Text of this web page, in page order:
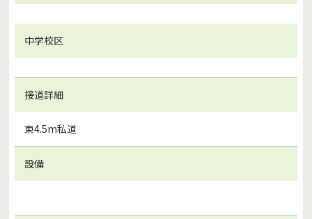
中学校区
接道詳細
東4.5m私道
設備